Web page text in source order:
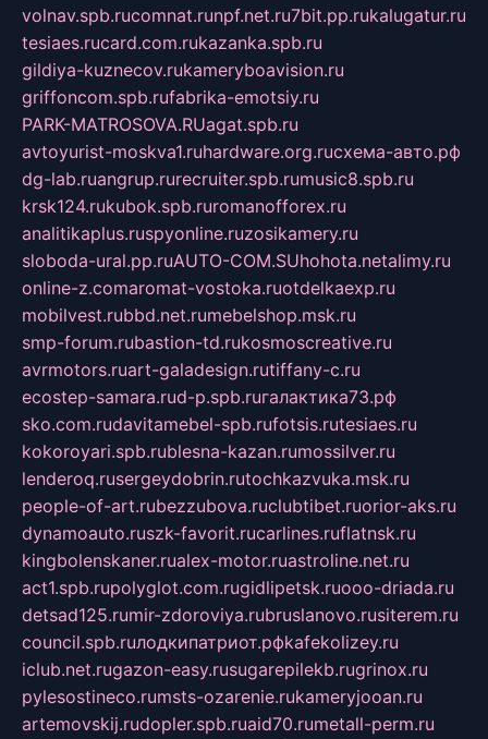
volnav.spb.rucomnat.runpf.net.ru7bit.pp.rukalugatur.ru
tesiaes.rucard.com.rukazanka.spb.ru
gildiya-kuznecov.rukameryboavision.ru
griffoncom.spb.rufabrika-emotsiy.ru
PARK-MATROSOVA.RUagat.spb.ru
avtoyurist-moskva1.ruhardware.org.ruсхема-авто.рф
dg-lab.ruangrup.rurecruiter.spb.rumusic8.spb.ru
krsk124.rukubok.spb.ruromanofforex.ru
analitikaplus.ruspyonline.ruzosikamery.ru
sloboda-ural.pp.ruAUTO-COM.SUhohota.netalimy.ru
online-z.comaromat-vostoka.ruotdelkaexp.ru
mobilvest.rubbd.net.rumebelshop.msk.ru
smp-forum.rubastion-td.rukosmoscreative.ru
avrmotors.ruart-galadesign.rutiffany-c.ru
ecostep-samara.rud-p.spb.ruгалактика73.рф
sko.com.rudavitamebel-spb.rufotsis.rutesiaes.ru
kokoroyari.spb.rublesna-kazan.rumossilver.ru
lenderoq.rusergeydobrin.rutochkazvuka.msk.ru
people-of-art.rubezzubova.ruclubtibet.ruorior-aks.ru
dynamoauto.ruszk-favorit.rucarlines.ruflatnsk.ru
kingbolenskaner.rualex-motor.ruastroline.net.ru
act1.spb.rupolyglot.com.rugidlipetsk.ruooo-driada.ru
detsad125.rumir-zdoroviya.rubruslanovo.rusiterem.ru
council.spb.ruлодкипатриот.рфkafekolizey.ru
iclub.net.rugazon-easy.rusugarepilekb.rugrinox.ru
pylesostineco.rumsts-ozarenie.rukameryjooan.ru
artemovskij.rudopler.spb.ruaid70.rumetall-perm.ru